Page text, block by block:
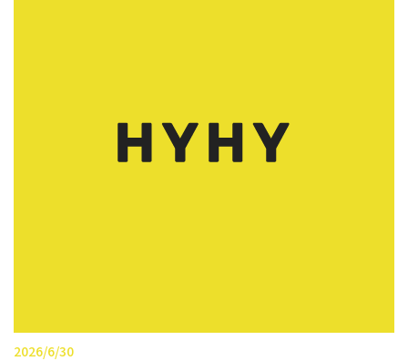
2026/6/30